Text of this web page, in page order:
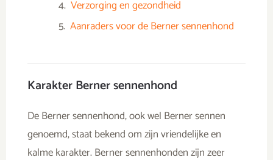
Verzorging en gezondheid
Aanraders voor de Berner sennenhond
Karakter Berner sennenhond
De Berner sennenhond, ook wel Berner sennen
genoemd, staat bekend om zijn vriendelijke en
kalme karakter. Berner sennenhonden zijn zeer